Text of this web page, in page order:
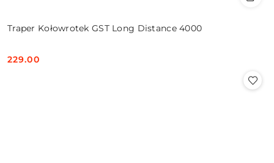
Traper Kołowrotek GST Long Distance 4000
Cena:
229.00